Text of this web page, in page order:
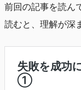
前回の記事を読ん
読むと、理解が深